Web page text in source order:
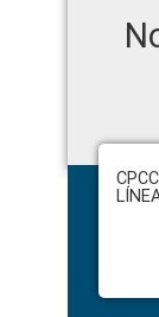
Footer